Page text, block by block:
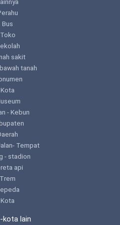
Bus
Toko
sakit
tanah
Kota
- Kebun
Tempat
- stadion
api
Trem
Kota
kota lain